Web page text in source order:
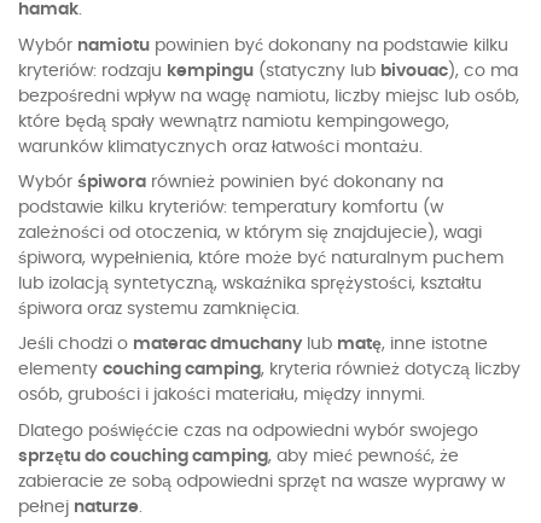
hamak.
Wybór namiotu powinien być dokonany na podstawie kilku
kryteriów: rodzaju kempingu (statyczny lub bivouac), co ma
bezpośredni wpływ na wagę namiotu, liczby miejsc lub osób,
które będą spały wewnątrz namiotu kempingowego,
warunków klimatycznych oraz łatwości montażu.
Wybór śpiwora również powinien być dokonany na
podstawie kilku kryteriów: temperatury komfortu (w
zależności od otoczenia, w którym się znajdujecie), wagi
śpiwora, wypełnienia, które może być naturalnym puchem
lub izolacją syntetyczną, wskaźnika sprężystości, kształtu
śpiwora oraz systemu zamknięcia.
Jeśli chodzi o materac dmuchanylub matę, inne istotne
elementy couching camping, kryteria również dotyczą liczby
osób, grubości i jakości materiału, między innymi.
Dlatego poświęćcie czas na odpowiedni wybór swojego
sprzętu do couching camping, aby mieć pewność, że
zabieracie ze sobą odpowiedni sprzęt na wasze wyprawy w
pełnej naturze.